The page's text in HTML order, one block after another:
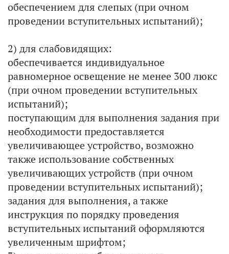
обеспечением для слепых (при очном
проведении вступительных испытаний);
2) для слабовидящих:
обеспечивается индивидуальное
равномерное освещение не менее 300 люкс
(при очном проведении вступительных
испытаний);
поступающим для выполнения задания при
необходимости предоставляется
увеличивающее устройство, возможно
также использование собственных
увеличивающих устройств (при очном
проведении вступительных испытаний);
задания для выполнения, а также
инструкция по порядку проведения
вступительных испытаний оформляются
увеличенным шрифтом;